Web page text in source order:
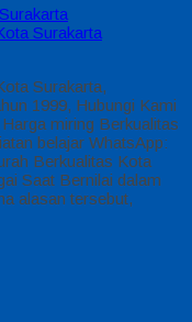
Surakarta
Surakarta,
1999, Hubungi Kami
miring Berkualitas
belajar WhatsApp:
Berkualitas Kota
Saat Bernilai dalam
alasan tersebut,